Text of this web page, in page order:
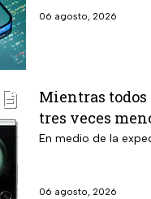
06 agosto, 2026
Mientras todos
tres veces
En medio de la
06 agosto, 2026